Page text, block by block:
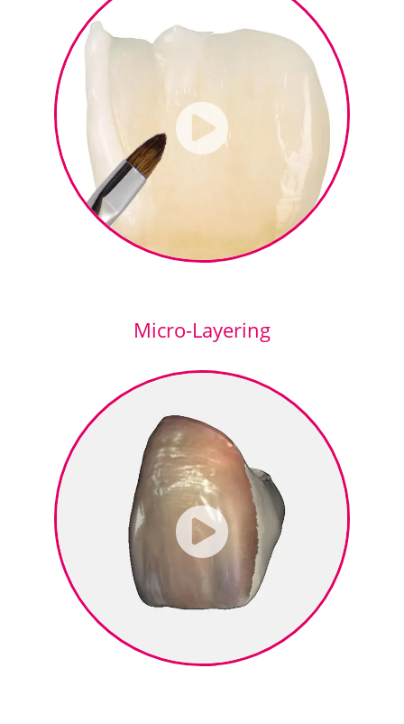
Micro-Layering